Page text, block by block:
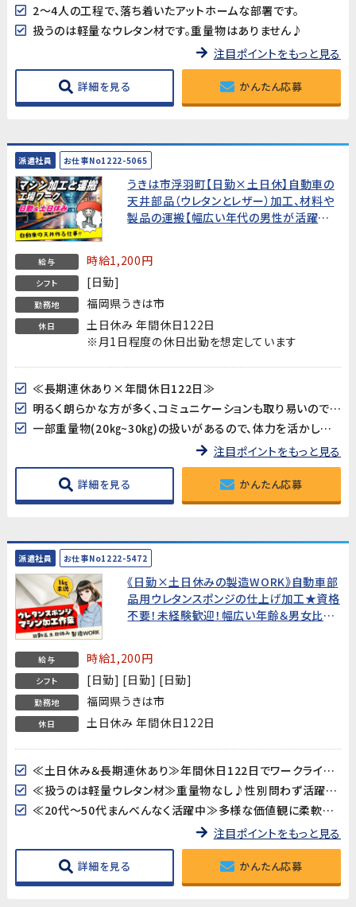
2～4人の工程で、落ち着いたアットホームな部署です。
扱うのは軽量なウレタン材です。重量物はありません♪
注目ポイントをもっと見る
詳細を見る かんたん応募
派遣社員 お仕事No1222-5065
うきは市浮羽町【日勤×土日休】自動車の
天井部品（ウレタンとレザー）加工、材料や
製品の運搬【幅広い年代の男性が活躍
給与 時給1,200円
シフト [日勤]
勤務地 福岡県うきは市
休日
土日休み 年間休日122日
※月1日程度の休日出勤を想定しています
≪長期連休あり×年間休日122日≫
明るく朗らかな方が多く、コミュニケーションも取り易いので円滑にお仕事を進めることが出来ます
一部重量物(20㎏~30㎏)の扱いがあるので、体力を活かしたい、鍛えながら働きたい方にオススメです!!
注目ポイントをもっと見る
詳細を見る かんたん応募
派遣社員 お仕事No1222-5472
《日勤×土日休みの製造WORK》自動車部
品用ウレタンスポンジの仕上げ加工★資格
不要！未経験歓迎！幅広い年齢＆男女比率
給与 時給1,200円
シフト [日勤] [日勤] [日勤]
勤務地 福岡県うきは市
休日 土日休み 年間休日122日
≪土日休み＆長期連休あり≫年間休日122日でワークライフバランス取れてます！
≪扱うのは軽量ウレタン材≫重量物なし♪性別問わず活躍できるお仕事☆
≪20代～50代まんべんなく活躍中≫多様な価値観に柔軟な風通しの良い会社です♪
注目ポイントをもっと見る
詳細を見る かんたん応募